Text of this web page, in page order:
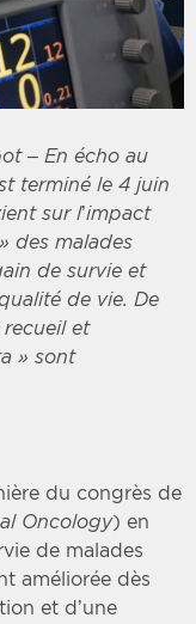
– En écho au
terminé le 4 juin
sur l’impact
des malades
de survie et
de vie. De
et
» sont
du congrès de
Oncology) en
de malades
améliorée dès
et d’une